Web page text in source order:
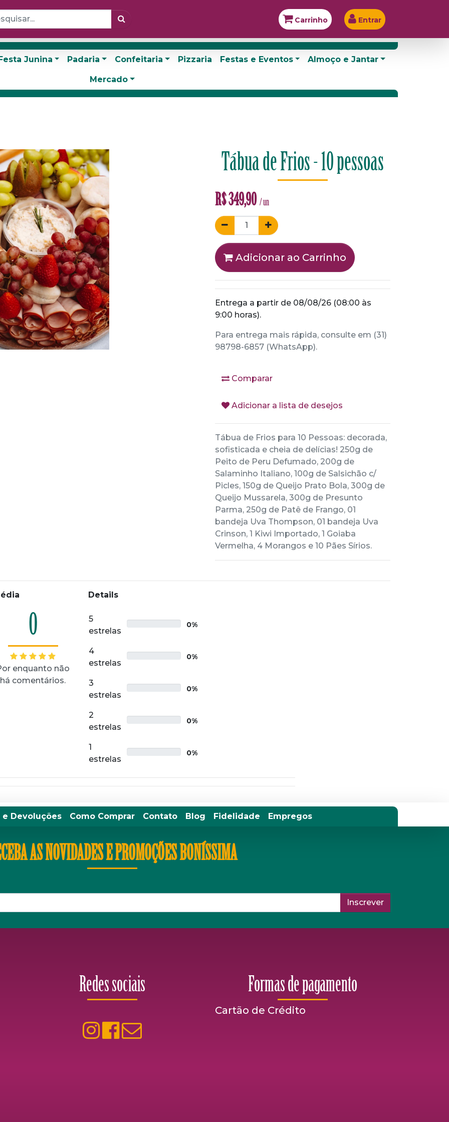
Carrinho Entrar
Junina Padaria Confeitaria Pizzaria Festas e Eventos Almoço e Jantar
Mercado
Tábua de Frios - 10 pessoas
R$349,90 / un
Adicionar ao Carrinho
Entrega a partir de 08/08/26 (08:00 às
9:00 horas).
Para entrega mais rápida, consulte em (31)
98798-6857 (WhatsApp).
Comparar
Adicionar a lista de desejos
Tábua de Frios para 10 Pessoas: decorada,
sofisticada e cheia de delícias! 250g de
Peito de Peru Defumado, 200g de
Salaminho Italiano, 100g de Salsichão c/
Picles, 150g de Queijo Prato Bola, 300g de
Queijo Mussarela, 300g de Presunto
Parma, 250g de Patê de Frango, 01
bandeja Uva Thompson, 01 bandeja Uva
Crinson, 1 Kiwi Importado, 1 Goiaba
Vermelha, 4 Morangos e 10 Pães Sírios.
0
enquanto não
há comentários.
Details
5
estrelas
0%
4
estrelas
0%
3
estrelas
0%
2
estrelas
0%
1
estrelas
0%
e Devoluções Como Comprar Contato Blog Fidelidade Empregos
AS NOVIDADES E PROMOÇÕES BONÍSSIMA
Inscrever
Redes sociais Formas de pagamento
Cartão de Crédito